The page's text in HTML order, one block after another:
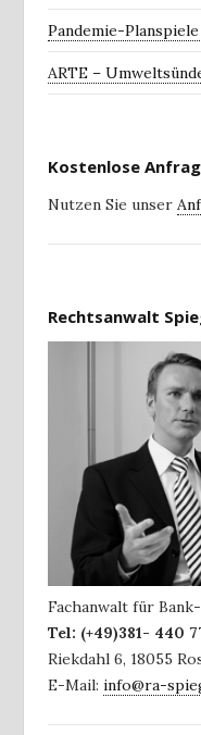
Pandemie-
ARTE –
Kostenlose
Nutzen Sie unser
Rechtsanwalt
Fachanwalt für
Tel: (+49)381- 440
Riekdahl 6, 18055
E-Mail: info@ra-